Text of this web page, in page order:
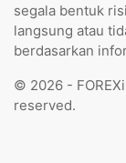
segala bentuk
langsung atau
berdasarkan
© 2026 -
reserved.